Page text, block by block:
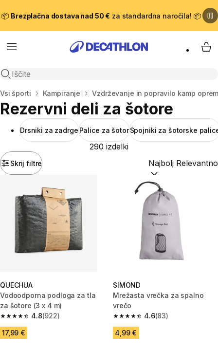
📦 Brezplačna dostava nad 50 € za standardna naročila! 📦
Meni
Odpri iskanje
Domov
Vsi športi Kampiranje Vzdrževanje in popravilo kamp
Rezervni deli za šotore
Drsniki za zadrge Palice za šotor Spojniki za šotorske
Skrij filtre
290 izdelki
Razvrsti po:
QUECHUA
Vodoodporna podloga za tla
za šotore (3 x 4 m)
4.8
4.8 od 5 zvezdic from 922 ocene
(922)
17,99 €
SIMOND
Mrežasta vrečka za spalno
vrečo
4.6
4.6 od 5 zvezdic from 83 ocene
(83)
4,99 €